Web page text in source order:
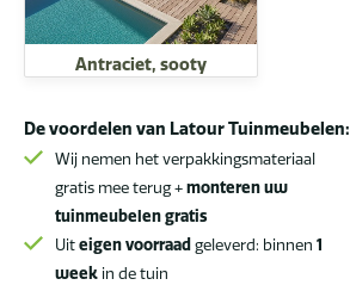
Antraciet, sooty
De voordelen van Latour Tuinmeubelen:
Wij nemen het verpakkingsmateriaal
gratis mee terug +monteren uw
tuinmeubelen gratis
Uiteigen voorraad geleverd: binnen 1
week in de tuin